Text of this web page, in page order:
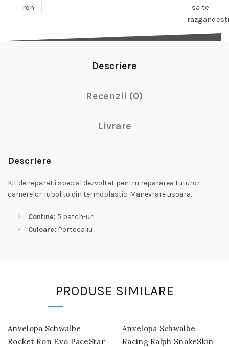
ron
sa te
Descriere
Recenzii (0)
Livrare
Descriere
Kit de reparatii special dezvoltat pentru repararea tuturor
camerelor Tubolito din termoplastic. Manevrare usoara…
Contine: 5 patch-uri
Culoare: Portocaliu
PRODUSE SIMILARE
IN
STOC
Anvelopa Schwalbe
Rocket Ron Evo PaceStar
IN
STOC
Anvelopa Schwalbe
Racing Ralph SnakeSkin